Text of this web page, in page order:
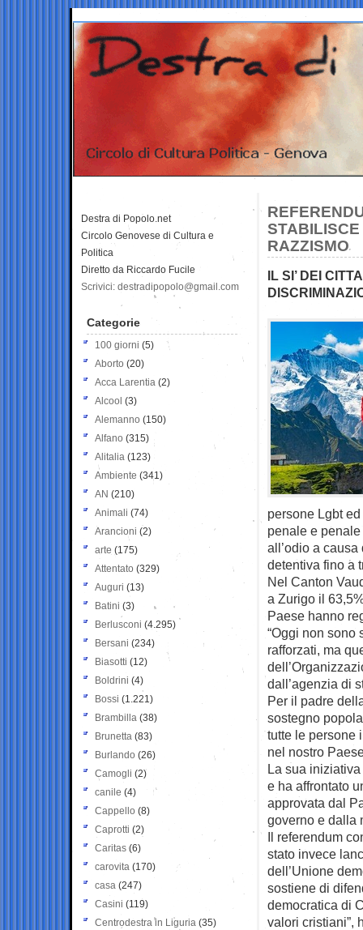
STABILISCE
RAZZISMO
IL SI’ DEI
persone Lgbt
penale e
all’odio a
detentiva fino a
Nel Canton
a Zurigo il
Paese hanno
“Oggi non sono
rafforzati, ma
dall’agenzia di
Per il padre
sostegno
tutte le persone
nel nostro
La sua
e ha affrontato
approvata dal
governo e dalla
Il referendum
stato invece
dell’Unione
sostiene di
democratica di
valori cristiani”,
Destra di Popolo.net
Circolo Genovese di Cultura e
Politica
Diretto da Riccardo Fucile
Scrivici: destradipopolo@gmail.com
Categorie
100 giorni (5)
Aborto (20)
Acca Larentia (2)
Alcool (3)
Alemanno (150)
Alfano (315)
Alitalia (123)
Ambiente (341)
AN (210)
Animali (74)
Arancioni (2)
arte (175)
Attentato (329)
Auguri (13)
Batini (3)
Berlusconi (4.295)
Bersani (234)
Biasotti (12)
Boldrini (4)
Bossi (1.221)
Brambilla (38)
Brunetta (83)
Burlando (26)
Camogli (2)
canile (4)
Cappello (8)
Caprotti (2)
Caritas (6)
carovita (170)
casa (247)
Casini (119)
Centrodestra in Liguria (35)